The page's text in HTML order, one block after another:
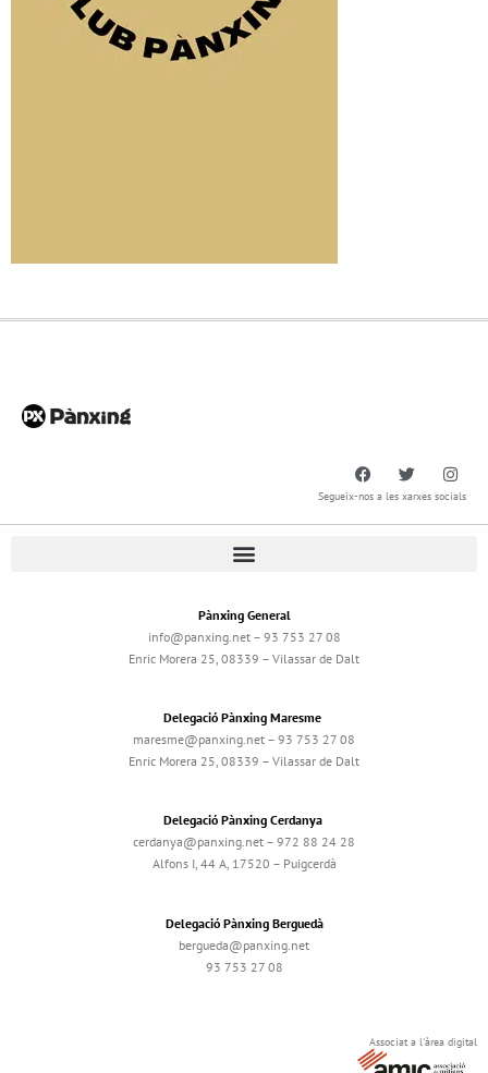
Segueix-nos a les xarxes socials
Pànxing General
info@panxing.net – 93 753 27 08
Enric Morera 25, 08339 – Vilassar de Dalt
Delegació Pànxing Maresme
maresme@panxing.net – 93 753 27 08
Enric Morera 25, 08339 – Vilassar de Dalt
Delegació Pànxing Cerdanya
cerdanya@panxing.net – 972 88 24 28
Alfons I, 44 A, 17520 – Puigcerdà
Delegació Pànxing Berguedà
bergueda@panxing.net
93 753 27 08
Associat a l'àrea digital